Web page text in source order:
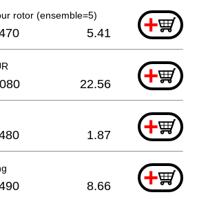
rotor (ensemble=5) +
5.41
+
22.56
+
1.87
+
8.66